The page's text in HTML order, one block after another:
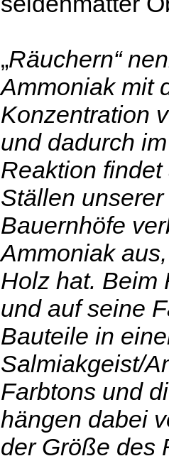
„Räuchern“
Ammoniak mit
Konzentration
und dadurch
Reaktion
Ställen
Bauernhöfe
Ammoniak
Holz hat. Beim
und auf seine
Bauteile in
Salmiakgeist/
Farbtons und
hängen dabei
der Größe des